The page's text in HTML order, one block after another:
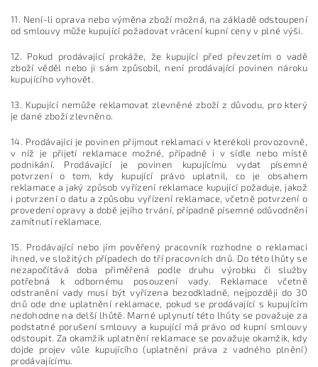
11. Není-li oprava nebo výměna zboží možná, na základě odstoupení
od smlouvy může kupující požadovat vrácení kupní ceny v plné výši.
12. Pokud prodávající prokáže, že kupující před převzetím o vadě
zboží věděl nebo ji sám způsobil, není prodávající povinen nároku
kupujícího vyhovět.
13. Kupující nemůže reklamovat zlevněné zboží z důvodu, pro který
je dané zboží zlevněno.
14. Prodávající je povinen přijmout reklamaci v kterékoli provozovně,
v níž je přijetí reklamace možné, případně i v sídle nebo místě
podnikání. Prodávající je povinen kupujícímu vydat písemné
potvrzení o tom, kdy kupující právo uplatnil, co je obsahem
reklamace a jaký způsob vyřízení reklamace kupující požaduje, jakož
i potvrzení o datu a způsobu vyřízení reklamace, včetně potvrzení o
provedení opravy a době jejího trvání, případně písemné odůvodnění
zamítnutí reklamace.
15. Prodávající nebo jím pověřený pracovník rozhodne o reklamaci
ihned, ve složitých případech do tří pracovních dnů. Do této lhůty se
nezapočítává doba přiměřená podle druhu výrobku či služby
potřebná k odbornému posouzení vady. Reklamace včetně
odstranění vady musí být vyřízena bezodkladně, nejpozději do 30
dnů ode dne uplatnění reklamace, pokud se prodávající s kupujícím
nedohodne na delší lhůtě. Marné uplynutí této lhůty se považuje za
podstatné porušení smlouvy a kupující má právo od kupní smlouvy
odstoupit. Za okamžik uplatnění reklamace se považuje okamžik, kdy
dojde projev vůle kupujícího (uplatnění práva z vadného plnění)
prodávajícímu.